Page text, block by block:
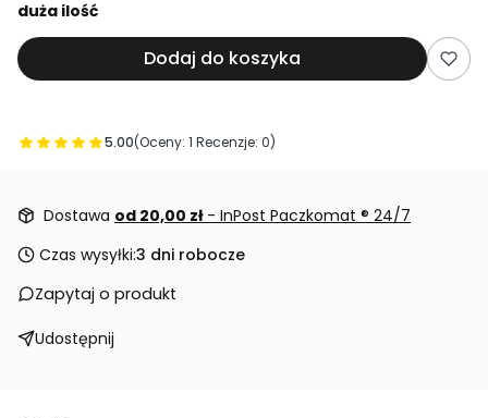
duża ilość
Dodaj do koszyka
5.00(Oceny: 1 Recenzje: 0)
Przejdź do sekcji Opinie
Dostawa od 20,00 zł - InPost Paczkomat ® 24/7
Czas wysyłki:3 dni robocze
Zapytaj o produkt
Udostępnij